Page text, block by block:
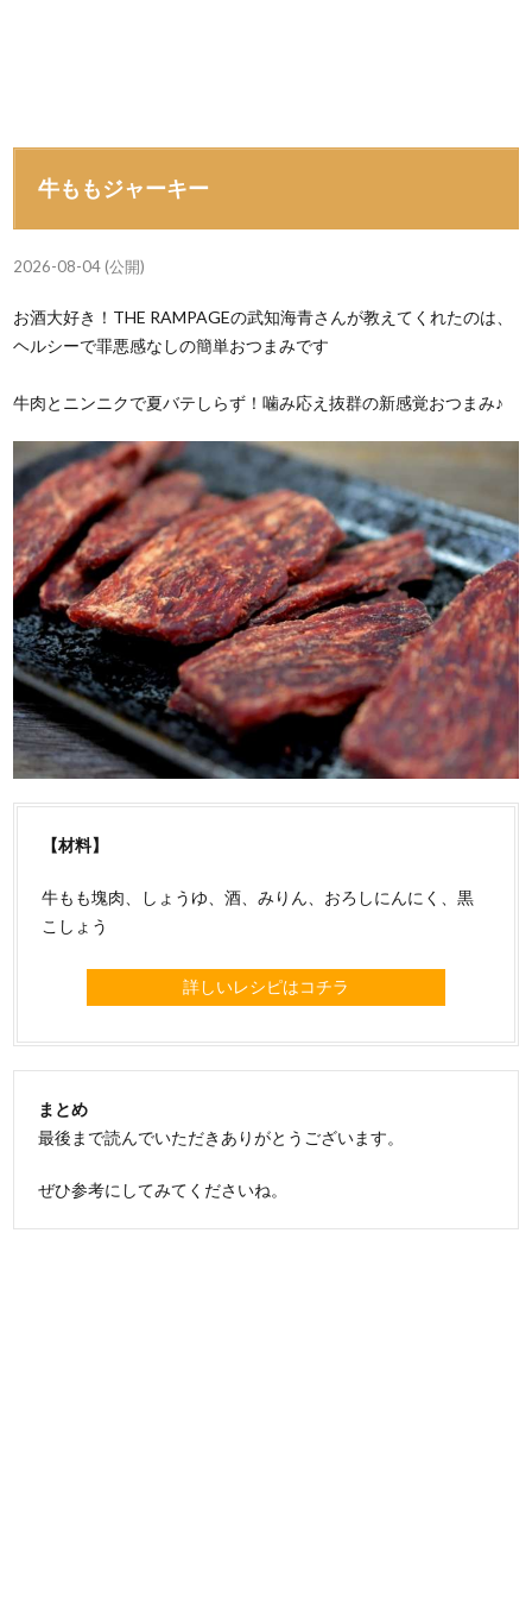
牛ももジャーキー
2026-08-04 (公開)
お酒大好き！THE RAMPAGEの武知海青さんが教えてくれたのは、
ヘルシーで罪悪感なしの簡単おつまみです
牛肉とニンニクで夏バテしらず！噛み応え抜群の新感覚おつまみ♪
【材料】
牛もも塊肉、しょうゆ、酒、みりん、おろしにんにく、黒
こしょう
詳しいレシピはコチラ
まとめ
最後まで読んでいただきありがとうございます。
ぜひ参考にしてみてくださいね。